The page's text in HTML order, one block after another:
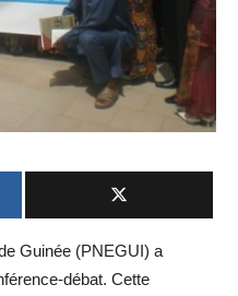
Guinée (PNEGUI) a
débat. Cette